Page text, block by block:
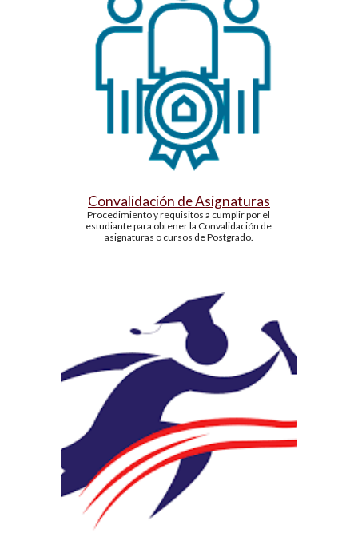
Convalidación de Asignaturas
Procedimiento y requisitos a cumplir por el
estudiante para obtener la Convalidación de
asignaturas o cursos de Postgrado.